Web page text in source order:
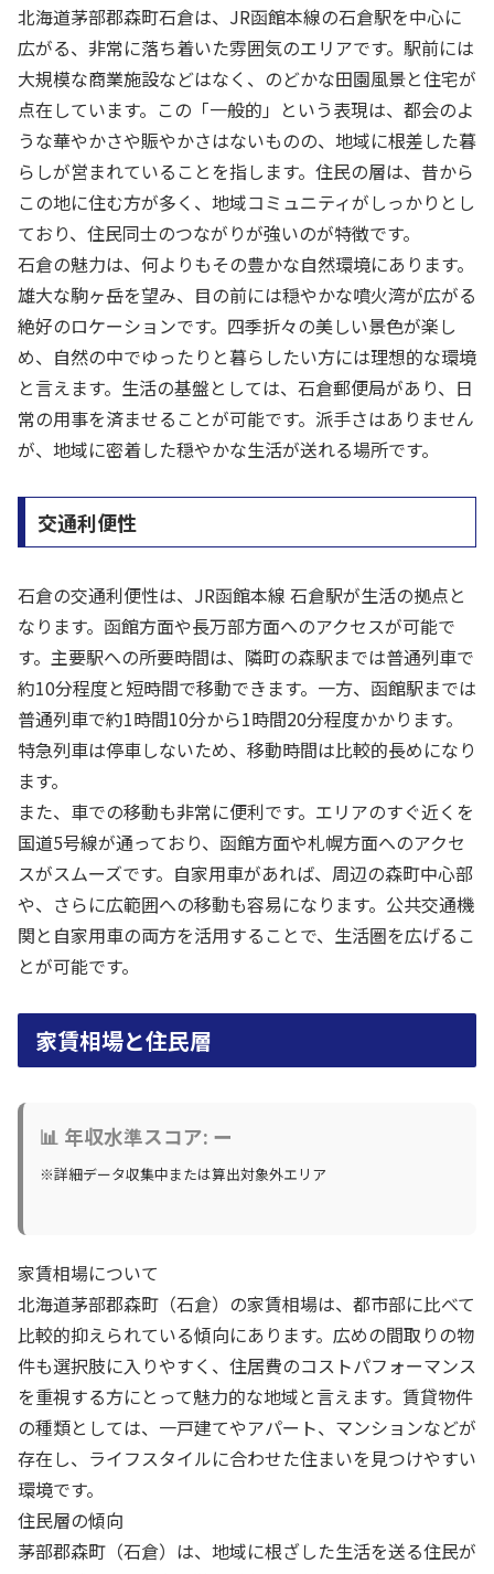
北海道茅部郡森町石倉は、JR函館本線の石倉駅を中心に
広がる、非常に落ち着いた雰囲気のエリアです。駅前には
大規模な商業施設などはなく、のどかな田園風景と住宅が
点在しています。この「一般的」という表現は、都会のよ
うな華やかさや賑やかさはないものの、地域に根差した暮
らしが営まれていることを指します。住民の層は、昔から
この地に住む方が多く、地域コミュニティがしっかりとし
ており、住民同士のつながりが強いのが特徴です。
石倉の魅力は、何よりもその豊かな自然環境にあります。
雄大な駒ヶ岳を望み、目の前には穏やかな噴火湾が広がる
絶好のロケーションです。四季折々の美しい景色が楽し
め、自然の中でゆったりと暮らしたい方には理想的な環境
と言えます。生活の基盤としては、石倉郵便局があり、日
常の用事を済ませることが可能です。派手さはありません
が、地域に密着した穏やかな生活が送れる場所です。
交通利便性
石倉の交通利便性は、JR函館本線 石倉駅が生活の拠点と
なります。函館方面や長万部方面へのアクセスが可能で
す。主要駅への所要時間は、隣町の森駅までは普通列車で
約10分程度と短時間で移動できます。一方、函館駅までは
普通列車で約1時間10分から1時間20分程度かかります。
特急列車は停車しないため、移動時間は比較的長めになり
ます。
また、車での移動も非常に便利です。エリアのすぐ近くを
国道5号線が通っており、函館方面や札幌方面へのアクセ
スがスムーズです。自家用車があれば、周辺の森町中心部
や、さらに広範囲への移動も容易になります。公共交通機
関と自家用車の両方を活用することで、生活圏を広げるこ
とが可能です。
家賃相場と住民層
📊 年収水準スコア: ー
※詳細データ収集中または算出対象外エリア
家賃相場について
北海道茅部郡森町（石倉）の家賃相場は、都市部に比べて
比較的抑えられている傾向にあります。広めの間取りの物
件も選択肢に入りやすく、住居費のコストパフォーマンス
を重視する方にとって魅力的な地域と言えます。賃貸物件
の種類としては、一戸建てやアパート、マンションなどが
存在し、ライフスタイルに合わせた住まいを見つけやすい
環境です。
住民層の傾向
茅部郡森町（石倉）は、地域に根ざした生活を送る住民が